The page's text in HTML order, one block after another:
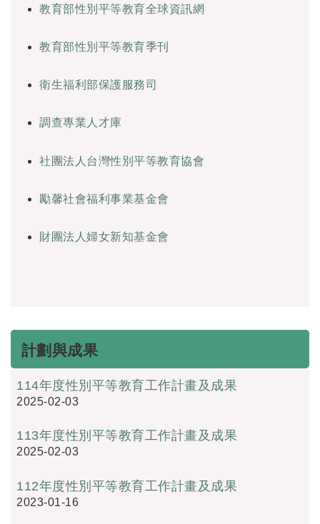
教育部性別平等教育全球資訊網
教育部性別平等教育季刊
衛生福利部保護服務司
調查專業人才庫
社團法人台灣性別平等教育協會
勵馨社會福利事業基金會
財團法人婦女新知基金會
計劃與成果
114年度性別平等教育工作計畫及成果
2025-02-03
113年度性別平等教育工作計畫及成果
2025-02-03
112年度性別平等教育工作計畫及成果
2023-01-16